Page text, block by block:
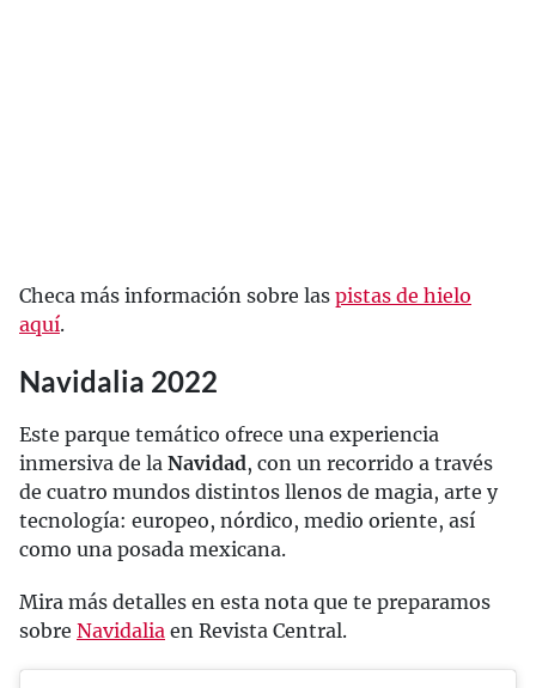
Checa más información sobre las pistas de hielo
aquí.
Navidalia 2022
Este parque temático ofrece una experiencia
inmersiva de la Navidad, con un recorrido a través
de cuatro mundos distintos llenos de magia, arte y
tecnología: europeo, nórdico, medio oriente, así
como una posada mexicana.
Mira más detalles en esta nota que te preparamos
sobre Navidalia en Revista Central.